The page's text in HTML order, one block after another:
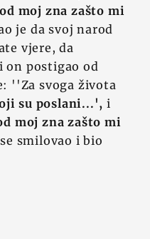
moj zna zašto mi
je da svoj narod
vjere, da
on postigao od
''Za svoga života
su poslani...', i
moj zna zašto mi
smilovao i bio